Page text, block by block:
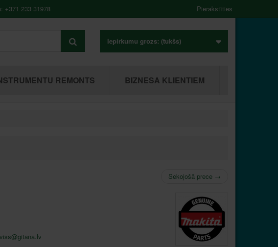
+371 233 31978 Pierakstīties
Iepirkumu grozs: (tukšs)
REMONTS BIZNESA KLIENTIEM
Sekojošā prece →